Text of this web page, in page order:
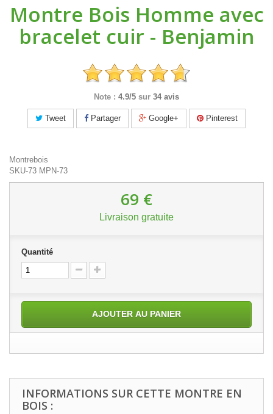
Montre Bois Homme avec
bracelet cuir - Benjamin
Note : 4.9/5 sur 34 avis
Tweet Partager Google+ Pinterest
Montrebois
SKU-73 MPN-73
69 €
Livraison gratuite
Quantité
AJOUTER AU PANIER
INFORMATIONS SUR CETTE MONTRE EN
BOIS :